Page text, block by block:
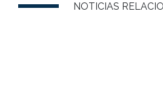
NOTICIAS